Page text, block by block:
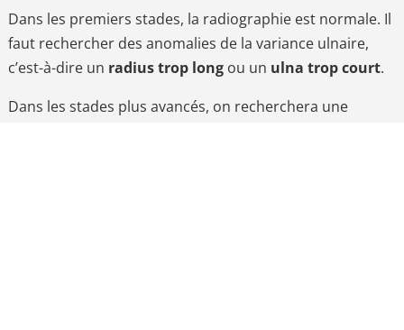
Dans les premiers stades, la radiographie est normale. Il
faut rechercher des anomalies de la variance ulnaire,
c’est-à-dire un radius trop longou un ulna trop court.
Dans les stades plus avancés, on recherchera une